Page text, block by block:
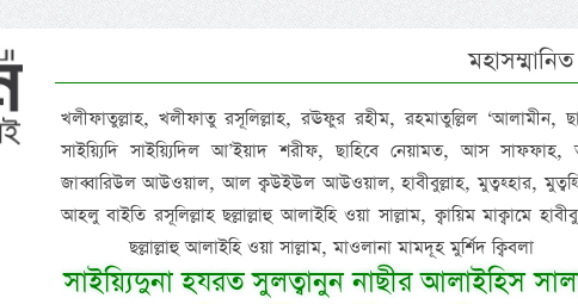
খলীফাতুল্লাহ, খলীফাতু রসূলিল্লাহ, রঊফুর রহীম, রহমাতুল্লিল ‘আলামীন,
সাইয়্যিদি সাইয়্যিদিল আ’ইয়াদ শরীফ, ছাহিবে নেয়ামত, আস
জাব্বারিউল আউওয়াল, আল ক্বউইউল আউওয়াল, হাবীবুল্লাহ, মুত্বহ্হার,
আহলু বাইতি রসূলিল্লাহ ছল্লাল্লাহু আলাইহি ওয়া সাল্লাম, ক্বায়িম মাক্বামে
ছল্লাল্লাহু আলাইহি ওয়া সাল্লাম, মাওলানা মামদূহ মুর্শিদ ক্বিবলা
সাইয়্যিদুনা হযরত সুলত্বানুন নাছীর আলাইহিস